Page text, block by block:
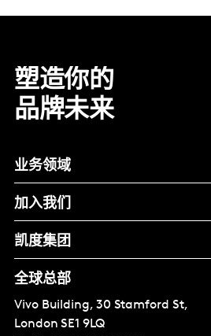
塑造你的
品牌未来
业务领域
加入我们
凯度集团
全球总部
Vivo Building, 30 Stamford St,
London SE1 9LQ